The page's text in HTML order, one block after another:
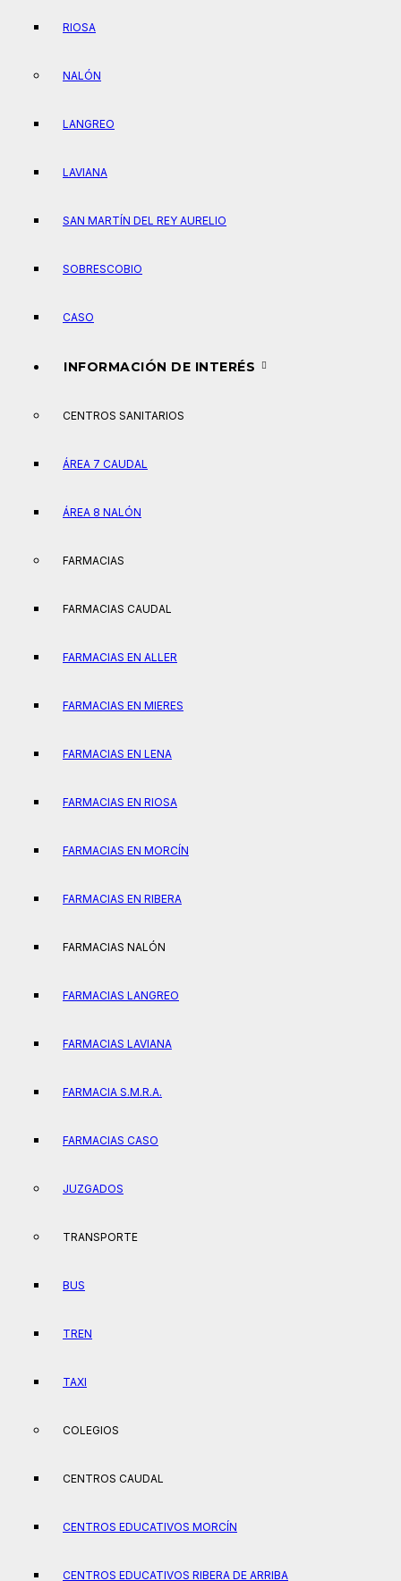
RIOSA
NALÓN
LANGREO
LAVIANA
SAN MARTÍN DEL REY AURELIO
SOBRESCOBIO
CASO
INFORMACIÓN DE INTERÉS
CENTROS SANITARIOS
ÁREA 7 CAUDAL
ÁREA 8 NALÓN
FARMACIAS
FARMACIAS CAUDAL
FARMACIAS EN ALLER
FARMACIAS EN MIERES
FARMACIAS EN LENA
FARMACIAS EN RIOSA
FARMACIAS EN MORCÍN
FARMACIAS EN RIBERA
FARMACIAS NALÓN
FARMACIAS LANGREO
FARMACIAS LAVIANA
FARMACIA S.M.R.A.
FARMACIAS CASO
JUZGADOS
TRANSPORTE
BUS
TREN
TAXI
COLEGIOS
CENTROS CAUDAL
CENTROS EDUCATIVOS MORCÍN
CENTROS EDUCATIVOS RIBERA DE ARRIBA